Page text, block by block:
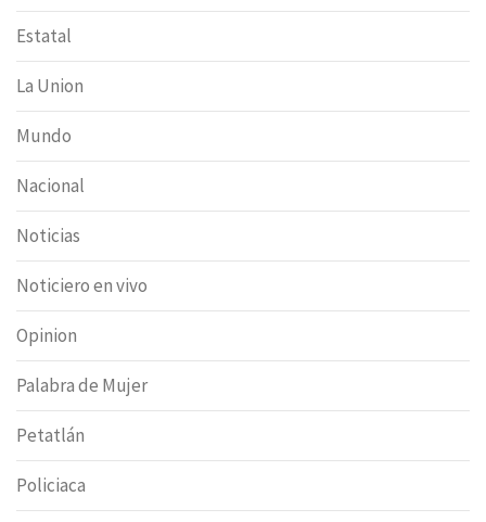
Estatal
La Union
Mundo
Nacional
Noticias
Noticiero en vivo
Opinion
Palabra de Mujer
Petatlán
Policiaca